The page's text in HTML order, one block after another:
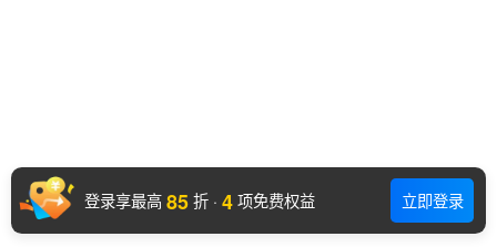
登录享最高 85 折 · 4 项免费权益 立即登录